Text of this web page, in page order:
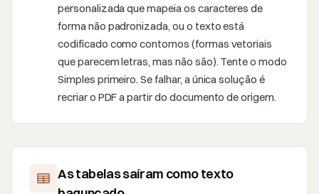
personalizada que mapeia os caracteres de
forma não padronizada, ou o texto está
codificado como contornos (formas vetoriais
que parecem letras, mas não são). Tente o modo
Simples primeiro. Se falhar, a única solução é
recriar o PDF a partir do documento de origem.
As tabelas saíram como texto